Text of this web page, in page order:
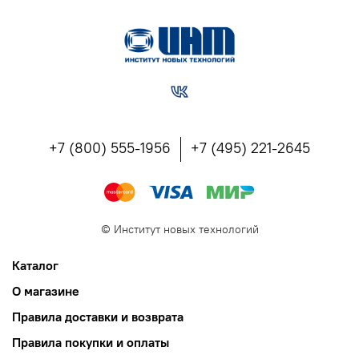
+7 (800) 555-1956 +7 (495) 221-2645
© Институт новых технологий
Каталог
О магазине
Правила доставки и возврата
Правила покупки и оплаты